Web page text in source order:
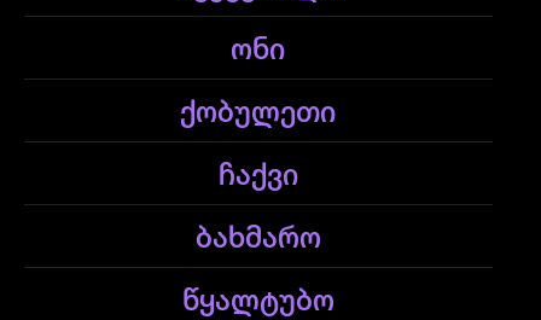
ონი
ქობულეთი
ჩაქვი
ბახმარო
წყალტუბო